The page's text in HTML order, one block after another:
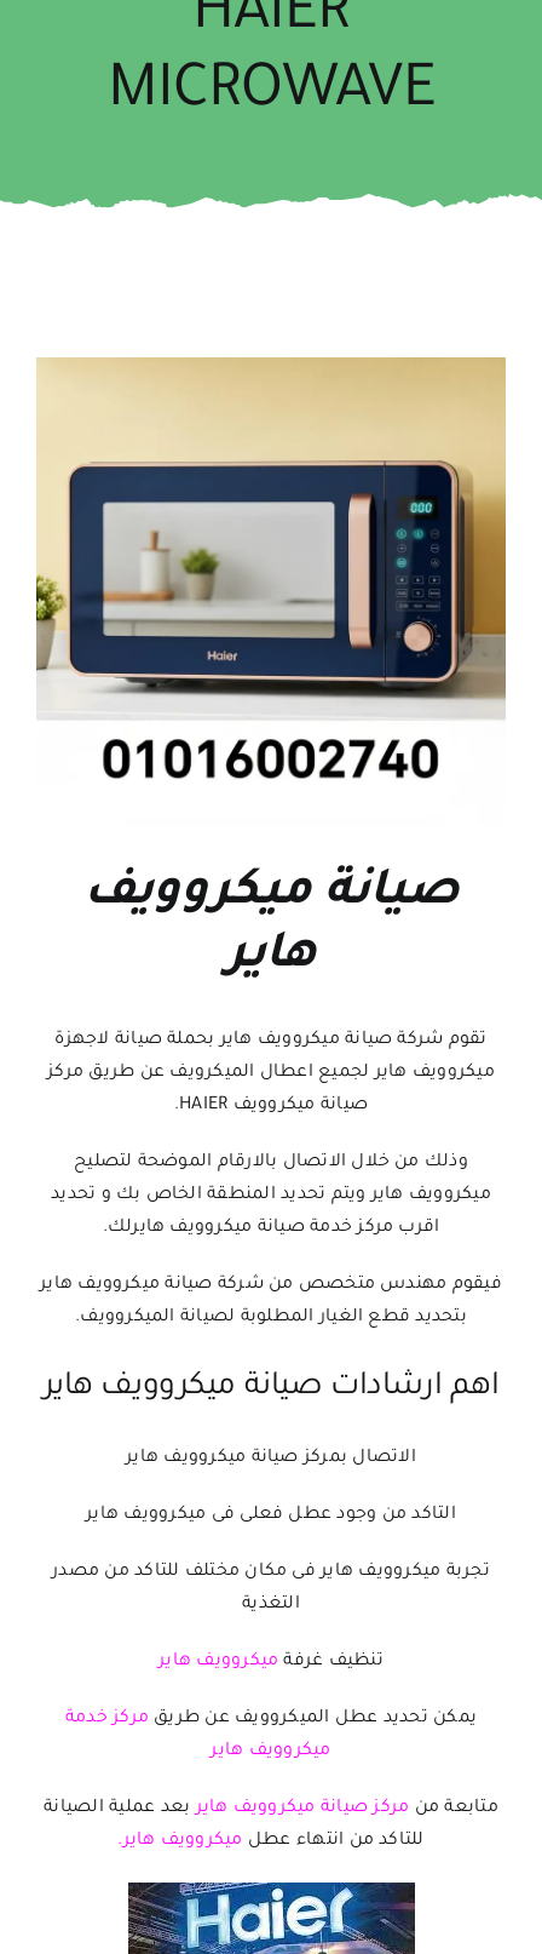
HAIER
MICROWAVE
صيانة ميكروويف
هاير
تقوم شركة صيانة ميكروويف هاير بحملة صيانة لاجهزة
ميكروويف هاير لجميع اعطال الميكرويف عن طريق مركز
صيانة ميكروويف HAIER.
وذلك من خلال الاتصال بالارقام الموضحة لتصليح
ميكروويف هاير ويتم تحديد المنطقة الخاص بك و تحديد
اقرب مركز خدمة صيانة ميكروويف هايرلك.
فيقوم مهندس متخصص من شركة صيانة ميكروويف هاير
بتحديد قطع الغيار المطلوبة لصيانة الميكروويف.
اهم ارشادات صيانة ميكروويف هاير
الاتصال بمركز صيانة ميكروويف هاير
التاكد من وجود عطل فعلى فى ميكروويف هاير
تجربة ميكروويف هاير فى مكان مختلف للتاكد من مصدر
التغذية
تنظيف غرفة ميكروويف هاير
يمكن تحديد عطل الميكروويف عن طريق مركز خدمة
ميكروويف هاير
متابعة من مركز صيانة ميكروويف هاير بعد عملية الصيانة
للتاكد من انتهاء عطل ميكروويف هاير.